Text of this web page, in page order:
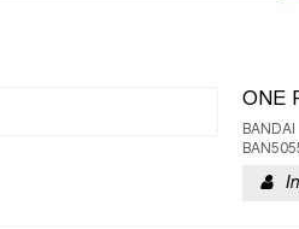
ONE
BANDAI